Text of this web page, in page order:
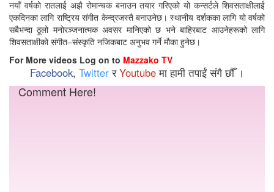
नयाँ वर्षको रातलाई अझै रोमान्चक बनाउन तयार गरिएको यो कन्सर्टले शिवसताक्षीलाई
एकदिनका लागि राष्ट्रिय संगीत केन्द्रजस्तै बनाउनेछ। स्थानीय दर्शकका लागि यो वर्षको
सबैभन्दा ठूलो मनोरञ्जनात्मक अवसर मानिएको छ भने बाहिरबाट आउनेहरूको लागि
शिवसताक्षीको संगीत–संस्कृति नजिकबाट अनुभव गर्ने मौका हुनेछ।
For More videos Log on to Mazzako TV
Facebook, TwitterरYoutubeमा हामी तपाईं संगै छौँ ।
Comment Here!